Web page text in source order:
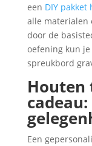
een DIY
alle materialen
door de
oefening kun
spreukbord
Houten
Een